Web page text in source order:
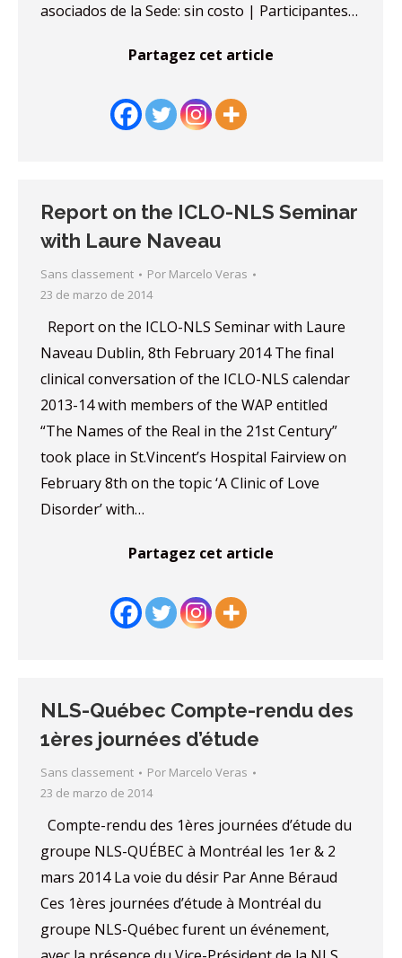
asociados de la Sede: sin costo | Participantes…
Partagez cet article
Report on the ICLO-NLS Seminar
with Laure Naveau
Sans classement Por Marcelo Veras
23 de marzo de 2014
Report on the ICLO-NLS Seminar with Laure
Naveau Dublin, 8th February 2014 The final
clinical conversation of the ICLO-NLS calendar
2013-14 with members of the WAP entitled
“The Names of the Real in the 21st Century”
took place in St.Vincent’s Hospital Fairview on
February 8th on the topic ‘A Clinic of Love
Disorder’ with…
Partagez cet article
NLS-Québec Compte-rendu des
1ères journées d’étude
Sans classement Por Marcelo Veras
23 de marzo de 2014
Compte-rendu des 1ères journées d’étude du
groupe NLS-QUÉBEC à Montréal les 1er & 2
mars 2014 La voie du désir Par Anne Béraud
Ces 1ères journées d’étude à Montréal du
groupe NLS-Québec furent un événement,